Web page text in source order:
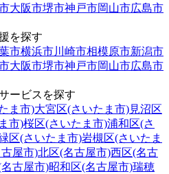
大阪市堺市神戸市岡山市広島市
を探す
市横浜市川崎市相模原市新潟市
大阪市堺市神戸市岡山市広島市
ービスを探す
ま市)大宮区(さいたま市)見沼区
市)桜区(さいたま市)浦和区(さ
区(さいたま市)岩槻区(さいたま
屋市)北区(名古屋市)西区(名古
古屋市)昭和区(名古屋市)瑞穂